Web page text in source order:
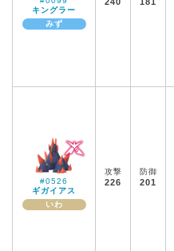
キングラー
みず
240 181
#0526
ギガイアス
いわ
攻撃
226
防御
201